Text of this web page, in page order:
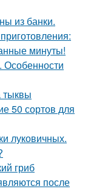
из банки.
минуты!
Особенности
тыквы
50 сортов для
луковичных.
гриб
после